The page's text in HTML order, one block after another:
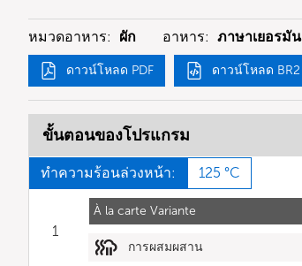
หมวดอาหาร: ผัก อาหาร: ภาษาเยอรมัน
ดาวน์โหลด PDF ดาวน์โหลด BR2
ขั้นตอนของโปรแกรม
ทำความร้อนล่วงหน้า: 125 °C
À la carte Variante
1
การผสมผสาน